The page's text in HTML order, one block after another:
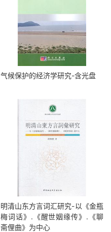
气候保护的经济学研究-含光盘
明清山东方言词汇研究-以《金瓶
梅词话》.《醒世姻缘传》.《聊
斋俚曲》为中心